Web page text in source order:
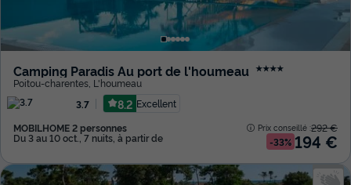
Camping Paradis Au port de l'houmeau ★★★★
Poitou-charentes L'houmeau
3.7
8.2 Excellent
MOBILHOME 2 personnes
Du 3 au 10 oct., 7 nuits, à partir de
Prix conseillé :292 €
-33% 194 €